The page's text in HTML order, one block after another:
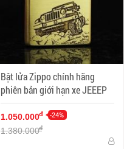
Bật lửa Zippo chính hãng
phiên bản giới hạn xe JEEEP
1.050.000đ -24%
1.380.000đ